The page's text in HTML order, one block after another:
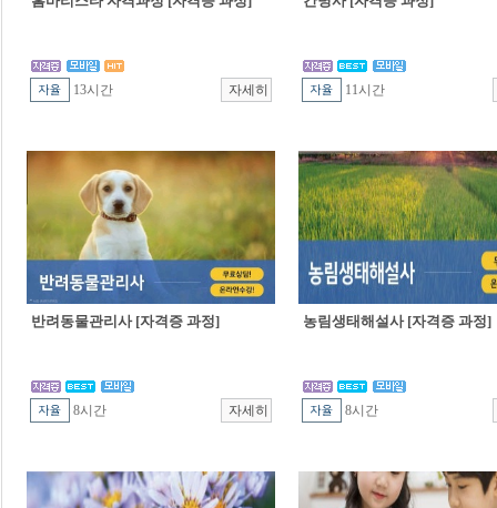
13시간 11시간
반려동물관리사 [자격증 과정]
8시간
농림생태해설사 [자격증 과정]
8시간